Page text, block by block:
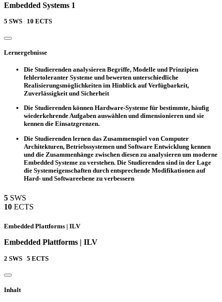
Embedded Systems 1
5 SWS 10 ECTS
Lernergebnisse
Die Studierenden analysieren Begriffe, Modelle und Prinzipien
fehlertoleranter Systeme und bewerten unterschiedliche
Realisierungsmöglichkeiten im Hinblick auf Verfügbarkeit,
Zuverlässigkeit und Sicherheit
Die Studierenden können Hardware-Systeme für bestimmte, häufig
wiederkehrende Aufgaben auswählen und dimensionieren und sie
kennen die Einsatzgrenzen.
Die Studierenden lernen das Zusammenspiel von Computer
Architekturen, Betriebssystemen und Software Entwicklung kennen
und die Zusammenhänge zwischen diesen zu analysieren um moderne
Embedded Systeme zu verstehen. Die Studierenden sind in der Lage
die Systemeigenschaften durch entsprechende Modifikationen auf
Hard- und Softwareebene zu verbessern
5 SWS
10 ECTS
Embedded Plattforms | ILV
Embedded Plattforms | ILV
2 SWS 5 ECTS
Inhalt